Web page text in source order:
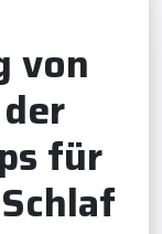
von
für